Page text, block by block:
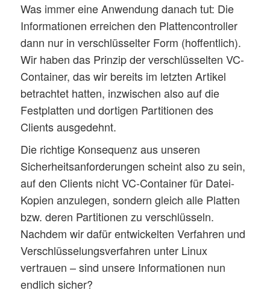
Was immer eine Anwendung danach tut: Die
Informationen erreichen den Plattencontroller
dann nur in verschlüsselter Form (hoffentlich).
Wir haben das Prinzip der verschlüsselten VC-
Container, das wir bereits im letzten Artikel
betrachtet hatten, inzwischen also auf die
Festplatten und dortigen Partitionen des
Clients ausgedehnt.
Die richtige Konsequenz aus unseren
Sicherheitsanforderungen scheint also zu sein,
auf den Clients nicht VC-Container für Datei-
Kopien anzulegen, sondern gleich alle Platten
bzw. deren Partitionen zu verschlüsseln.
Nachdem wir dafür entwickelten Verfahren und
Verschlüsselungsverfahren unter Linux
vertrauen – sind unsere Informationen nun
endlich sicher?